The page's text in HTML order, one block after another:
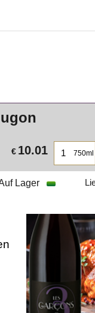
€ 10.01 750ml
Lager